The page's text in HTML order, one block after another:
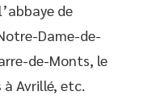
de
Dame-de-
de-Monts, le
Avrillé, etc.